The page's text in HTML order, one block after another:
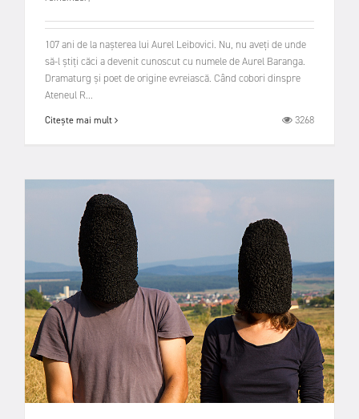
107 ani de la nașterea lui Aurel Leibovici. Nu, nu aveți de unde
să-l știți căci a devenit cunoscut cu numele de Aurel Baranga.
Dramaturg și poet de origine evreiască. Când cobori dinspre
Ateneul R...
Citește mai mult 3268